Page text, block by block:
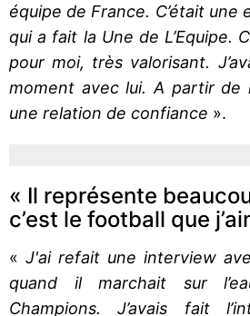
équipe de France. C’était une
qui a fait la Une de L’Equipe.
pour moi, très valorisant.
moment avec lui. A partir de
une relation de confiance ».
« Il représente
c’est le football que
« J'ai refait une interview
quand il marchait sur
Champions. J’avais fait